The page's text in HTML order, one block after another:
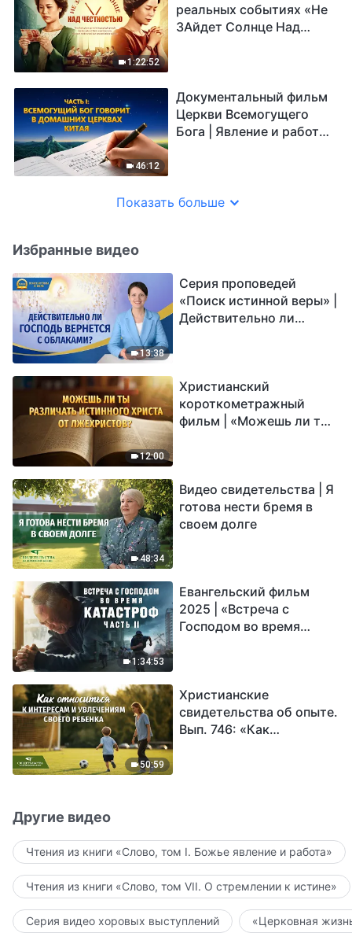
1:22:52
реальных событиях «Не
ЗАйдет Солнце Над
46:12
Документальный фильм
Церкви Всемогущего
Бога | Явление и работа
Показать больше
Избранные видео
13:38
Серия проповедей
«Поиск истинной веры» |
Действительно ли
12:00
Христианский
короткометражный
фильм | «Можешь ли ты
48:34
Видео свидетельства | Я
готова нести бремя в
своем долге
1:34:53
Евангельский фильм
2025 | «Встреча с
Господом во время
обрести Божье
спасение?
50:59
Христианские
свидетельства об опыте.
Вып. 746: «Как
Другие видео
Чтения из книги «Слово, том I. Божье явление и работа»
Чтения из книги «Слово, том VII. О стремлении к истине»
Серия видео хоровых выступлений «Церковная